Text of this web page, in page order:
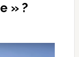
» ?